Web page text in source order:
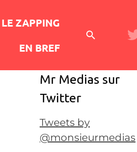
LE ZAPPING
EN BREF
Mr Medias sur
Twitter
Tweets by
@monsieurmedias